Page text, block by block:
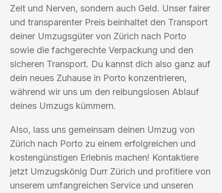
Zeit und Nerven, sondern auch Geld. Unser fairer
und transparenter Preis beinhaltet den Transport
deiner Umzugsgüter von Zürich nach Porto
sowie die fachgerechte Verpackung und den
sicheren Transport. Du kannst dich also ganz auf
dein neues Zuhause in Porto konzentrieren,
während wir uns um den reibungslosen Ablauf
deines Umzugs kümmern.
Also, lass uns gemeinsam deinen Umzug von
Zürich nach Porto zu einem erfolgreichen und
kostengünstigen Erlebnis machen! Kontaktiere
jetzt Umzugskönig Durr Zürich und profitiere von
unserem umfangreichen Service und unseren